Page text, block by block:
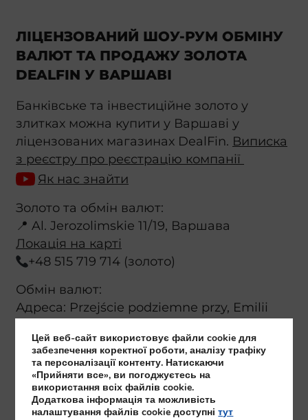
ЛІЦЕНЗОВАНИЙ ШОУ-РУМ ОБМІНУ
ВАЛЮТ ТА ПРОДАЖУ ЗОЛОТА
DEALFIN У ВАРШАВІ
Банківське та інвестиційне золото у
злитках можна купити у Варшаві у
ліцензованих магазинах DealFin. Виписка
з реєстру про реєстрацію компанії
Як нас знайти
Золото та обмін валют:
📍 Al. Jerozolimskie 11/19, Варшава
Локація на карті
+48 515 719 714 (золото)
Обмін валют:
Адреса: Przejście podziemne przy, Emilii
Локація на карті
+48 515 477 779 (обмін валют)
Напишіть нам:
Цей веб-сайт використовує файли cookie для
забезпечення коректної роботи, аналізу трафіку
та персоналізації контенту. Натискаючи
«Прийняти все», ви погоджуєтесь на
використання всіх файлів cookie.
Додаткова інформація та можливість
налаштування файлів cookie доступнітут